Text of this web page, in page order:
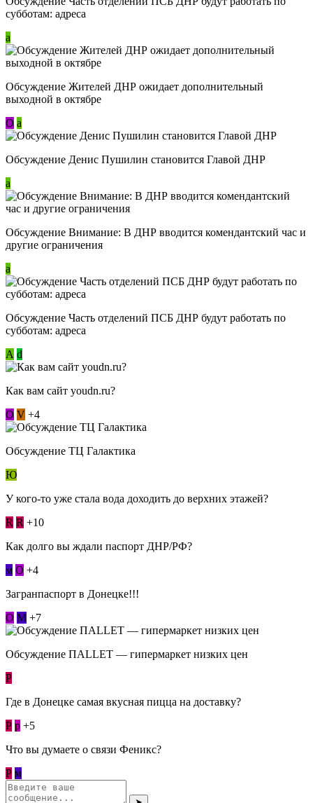
субботам: адреса
a
Обсуждение Жителей ДНР ожидает дополнительный
выходной в октябре
О a
Обсуждение Денис Пушилин становится Главой ДНР
a
Обсуждение Внимание: В ДНР вводится комендантский час и
другие ограничения
a
Обсуждение Часть отделений ПСБ ДНР будут работать по
субботам: адреса
А d
Как вам сайт youdn.ru?
О V +4
Обсуждение ТЦ Галактика
Ю
У кого-то уже стала вода доходить до верхних этажей?
R R +10
Как долго вы ждали паспорт ДНР/РФ?
м О +4
Загранпаспорт в Донецке!!!
О М +7
Обсуждение ПАLLЕТ — гипермаркет низких цен
Р
Где в Донецке самая вкусная пицца на доставку?
Р p +5
Что вы думаете о связи Феникс?
Р м